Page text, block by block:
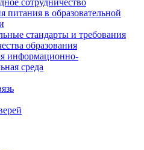
питания в образовательной
стандарты и требования
образования
информационно-
среда